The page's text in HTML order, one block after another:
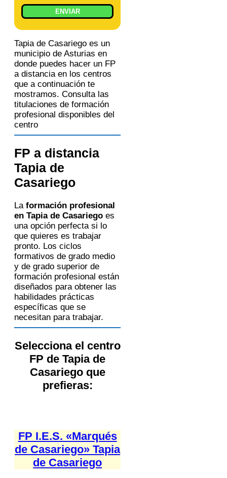
indicada, enviar información
relacionada con la formación
solicitada y comunicar los datos al
por teléfono, correo electrónico, SMS,
WhatsApp u otros medios electrónicos
equivalentes.
Legitimación: Consentimiento del
interesado.
Destinatarios: Centros de formación
profesional, escuelas de negocios,
universidades o centros formativos
privados y/o públicos que impartan la
Derechos:Acceder, rectificar y
suprimir los datos, así como otros
derechos, como se explica en la
información adicional.
ENVIAR
Tapia de Casariego es un
municipio de Asturias en
donde puedes hacer un FP
a distancia en los centros
que a continuación te
mostramos. Consulta las
titulaciones de formación
profesional disponibles del
centro
FP a distancia
Tapia de
Casariego
La formación profesional
en Tapia de Casariego es
una opción perfecta si lo
que quieres es trabajar
pronto. Los ciclos
formativos de grado medio
y de grado superior de
formación profesional están
diseñados para obtener las
habilidades prácticas
específicas que se
necesitan para trabajar.
Selecciona el centro
FP de Tapia de
Casariego que
prefieras:
FP I.E.S. «Marqués
de Casariego» Tapia
de Casariego